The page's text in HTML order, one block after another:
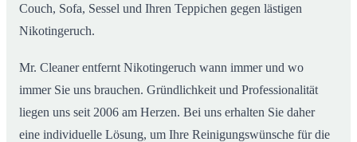
Couch, Sofa, Sessel und Ihren Teppichen gegen lästigen
Nikotingeruch.
Mr. Cleaner entfernt Nikotingeruch wann immer und wo
immer Sie uns brauchen. Gründlichkeit und Professionalität
liegen uns seit 2006 am Herzen. Bei uns erhalten Sie daher
eine individuelle Lösung, um Ihre Reinigungswünsche für die